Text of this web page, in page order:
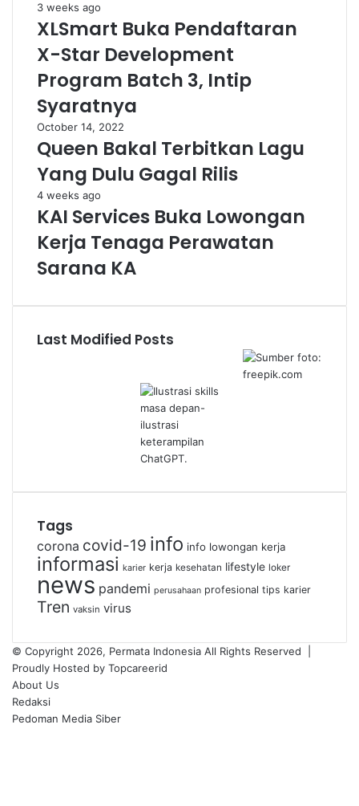
3 weeks ago
XLSmart Buka Pendaftaran
X-Star Development
Program Batch 3, Intip
Syaratnya
October 14, 2022
Queen Bakal Terbitkan Lagu
Yang Dulu Gagal Rilis
4 weeks ago
KAI Services Buka Lowongan
Kerja Tenaga Perawatan
Sarana KA
Last Modified Posts
Tags
corona covid-19 info info lowongan kerja
informasi karier kerja kesehatan lifestyle loker
news pandemi perusahaan profesional tips karier
Tren vaksin virus
© Copyright 2026, Permata Indonesia All Rights Reserved |
Proudly Hosted by Topcareerid
About Us
Redaksi
Pedoman Media Siber